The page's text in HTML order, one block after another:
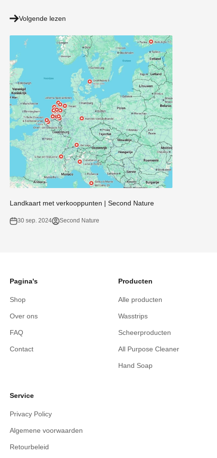
Volgende lezen
Landkaart met verkooppunten | Second Nature
30 sep. 2024 Second Nature
Pagina's
Shop
Over ons
FAQ
Contact
Producten
Alle producten
Wasstrips
Scheerproducten
All Purpose Cleaner
Hand Soap
Service
Privacy Policy
Algemene voorwaarden
Retourbeleid